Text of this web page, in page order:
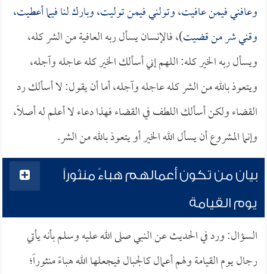
وعافني فيمن عافيت، وتولني فيمن توليت، وبارك لنا فيما أعطيت،
وقني شر من قضيت)، فالإنسان يسأل ربه العافية من الشر كله،
ويسأل ربه الخير كله: اللهم إني أسألك الخير كله عاجله وآجله،
ويتعوذ بالله من الشر كله عاجله وآجله، أما أن يقول: لا أسألك رد
القضاء ولكن أسألك اللطف في القضاء فهذا دعاء لا أعلم له أصلاً،
وإنما المشروع أن يسأل الله الخير أو يتعوذ بالله من الشر.
بيان من تكون أعمالهم هباءً منثوراً
يوم القيامة
السؤال: ورد في الحديث عن النبي صلى الله عليه وسلم بأنه يأتي
رجال يوم القيامة ولهم أعمال كالجبال فيجعلها الله هباءً منثوراً؛